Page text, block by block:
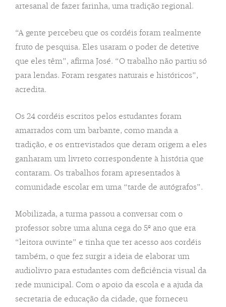
artesanal de fazer farinha, uma tradição regional.
“A gente percebeu que os cordéis foram realmente
fruto de pesquisa. Eles usaram o poder de detetive
que eles têm”, afirma José. “O trabalho não partiu só
para lendas. Foram resgates naturais e históricos”,
acredita.
Os 24 cordéis escritos pelos estudantes foram
amarrados com um barbante, como manda a
tradição, e os entrevistados que deram origem a eles
ganharam um livreto correspondente à história que
contaram. Os trabalhos foram apresentados à
comunidade escolar em uma “tarde de autógrafos”.
Mobilizada, a turma passou a conversar com o
professor sobre uma aluna cega do 5º ano que era
“leitora ouvinte” e tinha que ter acesso aos cordéis
também, o que fez surgir a ideia de elaborar um
audiolivro para estudantes com deficiência visual da
rede municipal. Com o apoio da escola e a ajuda da
secretaria de educação da cidade, que forneceu